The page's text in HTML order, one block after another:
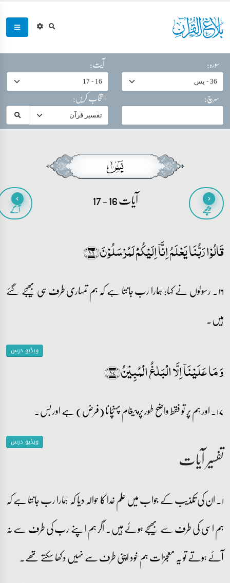
سورہ:
آیت:
سرچ:
انتخاب کریں:
پیچھے آیات 16 - 17 آگے
قَالُوۡا رَبُّنَا یَعۡلَمُ اِنَّاۤ اِلَیۡکُمۡ لَمُرۡسَلُوۡنَ﴿۱۶﴾
۱۶۔ رسولوں نے کہا: ہمارا رب جانتا ہے کہ ہم تمہاری طرف ہی بھیجے گئے
ہیں۔
ویڈیو درس
وَ مَا عَلَیۡنَاۤ اِلَّا الۡبَلٰغُ الۡمُبِیۡنُ﴿۱۷﴾
۱۷۔ اور ہم پر تو فقط واضح طور پر پیغام پہنچانا (فرض) ہے اور بس۔
ویڈیو درس تفسیر آیات
۱۔ ان کی تکذیب کے جواب میں علم خدا کا حوالہ دیا کہ ہمارا رب جانتا ہے کہ
ہم اسی کی طرف سے بھیجے ہوئے ہیں۔ اگر ہم اپنے رب کی طرف سے نہ
آئے ہوتے تو یہ معجزات ہم خود اپنی طرف سے نہیں دکھا سکتے تھے۔